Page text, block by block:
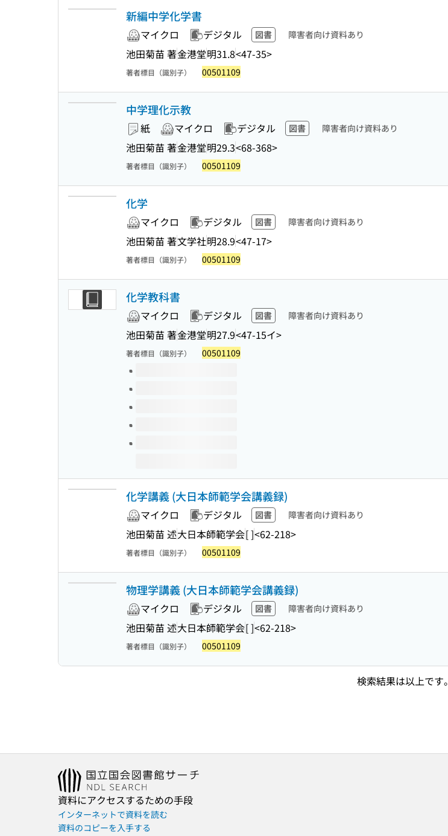
新編中学化学書
マイクロ デジタル 図書 障害者向け資料あり
池田菊苗 著金港堂明31.8<47-35>
著者標目（識別子） 00501109
中学理化示教
紙 マイクロ デジタル 図書 障害者向け資料あり
池田菊苗 著金港堂明29.3<68-368>
著者標目（識別子） 00501109
化学
マイクロ デジタル 図書 障害者向け資料あり
池田菊苗 著文学社明28.9<47-17>
著者標目（識別子） 00501109
化学教科書
マイクロ デジタル 図書 障害者向け資料あり
池田菊苗 著金港堂明27.9<47-15イ>
著者標目（識別子） 00501109
このタイトルの巻号
化学講義 (大日本師範学会講義録)
マイクロ デジタル 図書 障害者向け資料あり
池田菊苗 述大日本師範学会[ ]<62-218>
著者標目（識別子） 00501109
物理学講義 (大日本師範学会講義録)
マイクロ デジタル 図書 障害者向け資料あり
池田菊苗 述大日本師範学会[ ]<62-218>
著者標目（識別子） 00501109
検索結果は以上です。
資料にアクセスするための手段
インターネットで資料を読む
資料のコピーを入手する